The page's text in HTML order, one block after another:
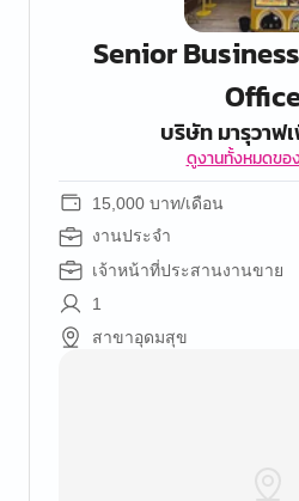
Senior
บริษัท มารุวาฟ
ดูงานทั้งหมดขอ
15,000 บาท/เดือน
งานประจำ
เจ้าหน้าที่ประสานงานขาย
1
สาขาอุดมสุข